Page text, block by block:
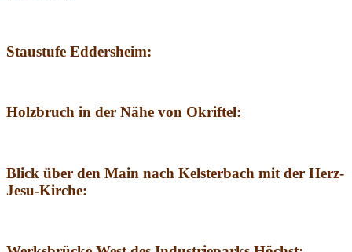
Staustufe Eddersheim:
Holzbruch in der Nähe von Okriftel:
Blick über den Main nach Kelsterbach mit der Herz-
Jesu-Kirche: